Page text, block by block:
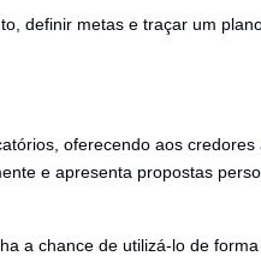
definir metas e traçar um
oferecendo aos
e apresenta propostas
a chance de utilizá-lo de